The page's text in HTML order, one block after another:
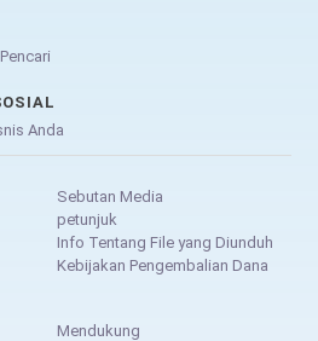
Anda
Sebutan Media
petunjuk
Info Tentang File yang Diunduh
Kebijakan Pengembalian Dana
Mendukung